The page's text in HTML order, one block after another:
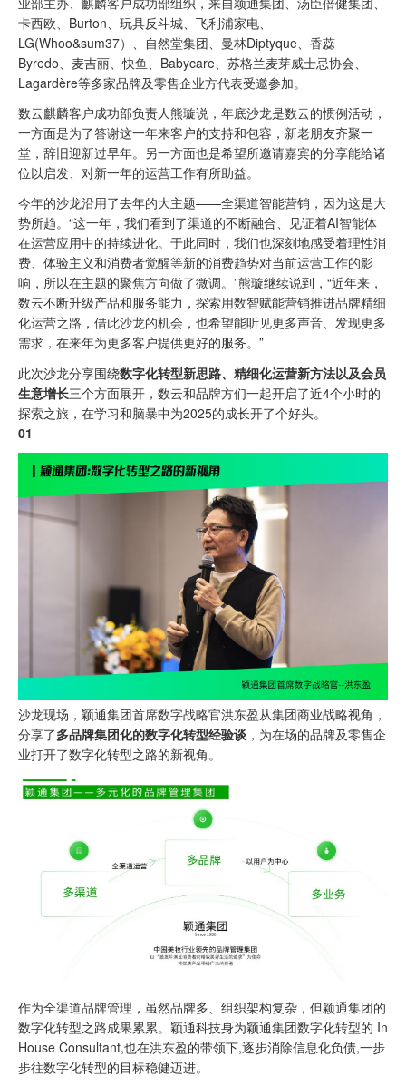
卡西欧、Burton、玩具反斗城、飞利浦家电、
LG(Whoo&sum37）、自然堂集团、曼林Diptyque、香蕊
Byredo、麦吉丽、快鱼、Babycare、苏格兰麦芽威士忌协会、
Lagardère等多家品牌及零售企业方代表受邀参加。
数云麒麟客户成功部负责人熊璇说，年底沙龙是数云的惯例活动，
一方面是为了答谢这一年来客户的支持和包容，新老朋友齐聚一
堂，辞旧迎新过早年。另一方面也是希望所邀请嘉宾的分享能给诸
位以启发、对新一年的运营工作有所助益。
今年的沙龙沿用了去年的大主题——全渠道智能营销，因为这是大
势所趋。“这一年，我们看到了渠道的不断融合、见证着AI智能体
在运营应用中的持续进化。于此同时，我们也深刻地感受着理性消
费、体验主义和消费者觉醒等新的消费趋势对当前运营工作的影
响，所以在主题的聚焦方向做了微调。”熊璇继续说到，“近年来，
数云不断升级产品和服务能力，探索用数智赋能营销推进品牌精细
化运营之路，借此沙龙的机会，也希望能听见更多声音、发现更多
需求，在来年为更多客户提供更好的服务。”
此次沙龙分享围绕数字化转型新思路、精细化运营新方法以及会员
生意增长三个方面展开，数云和品牌方们一起开启了近4个小时的
探索之旅，在学习和脑暴中为2025的成长开了个好头。
01
沙龙现场，颖通集团首席数字战略官洪东盈从集团商业战略视角，
分享了多品牌集团化的数字化转型经验谈 ，为在场的品牌及零售企
业打开了数字化转型之路的新视角。
作为全渠道品牌管理，虽然品牌多、组织架构复杂，但颖通集团的
数字化转型之路成果累累。颖通科技身为颖通集团数字化转型的 In
House Consultant,也在洪东盈的带领下,逐步消除信息化负债,一步
步往数字化转型的目标稳健迈进。